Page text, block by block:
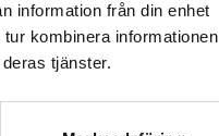
information från din enhet
kombinera informationen
tjänster.
viipale jokaiselle leivälle ja
sekä